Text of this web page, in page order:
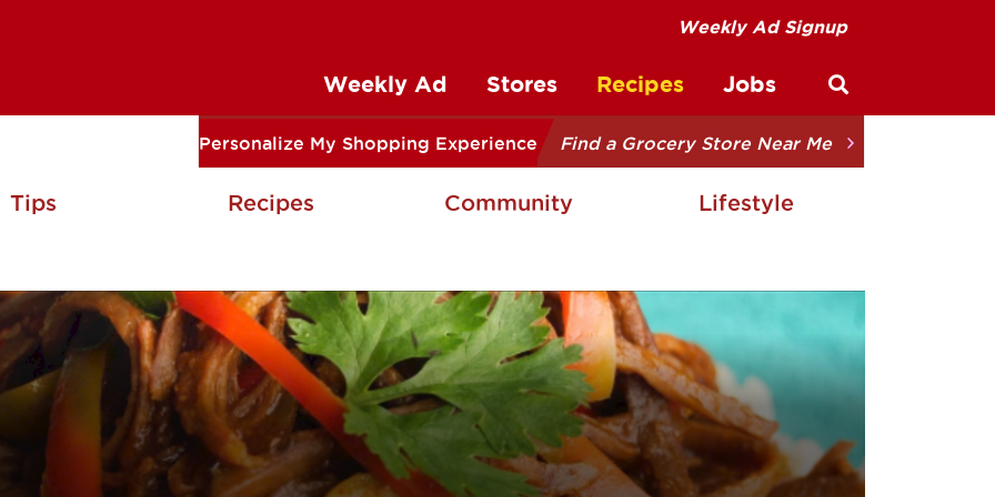
Weekly Ad Signup
Weekly Ad Stores Recipes Jobs
Personalize My Shopping Experience Find a Grocery Store Near Me
Tips Recipes Community Lifestyle